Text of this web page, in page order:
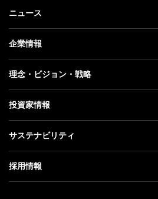
ニュース
ニュース トップ
プレスリリース
更新情報
記者説明会
企業情報
企業情報 トップ
社長メッセージ
事業紹介
ガバナンス
理念・ビジョン・戦略
理念・ビジョン・戦略 トップ
成長戦略「Activate AI for Society」
人材戦略
投資家情報
投資家情報 トップ
経営方針
サステナビリティ
サステナビリティ トップ
トップメッセージ
採用情報